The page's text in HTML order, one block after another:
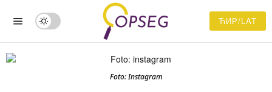
ЋИР/LAT
Foto: Instagram